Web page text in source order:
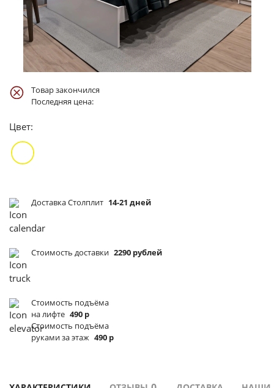
Товар закончился
Последняя цена:
Цвет:
Доставка Столплит 14-21 дней
Стоимость доставки 2290 рублей
Стоимость подъёма
на лифте 490 р
Стоимость подъёма
руками за этаж 490 р